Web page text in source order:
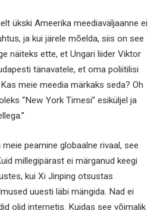
ükski Ameerika meediaväljaanne ei
ja kui järele mõelda, siis on see
näiteks ette, et Ungari liider Viktor
tänavatele, et oma poliitilisi
meie meedia märkaks seda? Oh
“New York Timesi” esiküljel ja
peamine globaalne rivaal, see
millegipärast ei märganud keegi
kui Xi Jinping otsustas
uuesti läbi mängida. Nad ei
olid internetis. Kuidas see võimalik